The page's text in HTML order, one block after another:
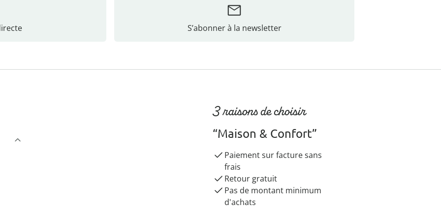
S’abonner à la newsletter
3 raisons de choisir
“Maison & Confort”
Paiement sur facture sans
frais
Retour gratuit
Pas de montant minimum
d'achats